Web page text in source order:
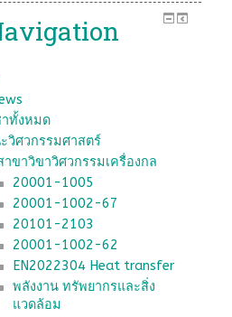
าทั้งหมด
วิศวกรรมศาสตร์
าขาวิขาวิศวกรรมเครื่องกล
20001-1005
20001-1002-67
20101-2103
20001-1002-62
EN2022304 Heat transfer
พลังงาน ทรัพยากรและสิ่ง
แวดล้อม